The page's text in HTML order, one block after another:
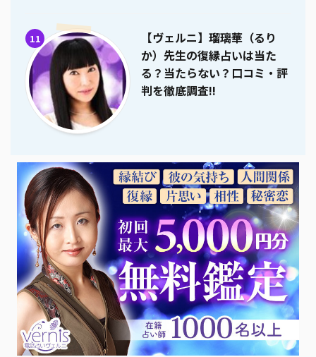
11
【ヴェルニ】瑠璃華（るり
か）先生の復縁占いは当た
る？当たらない？口コミ・評
判を徹底調査!!